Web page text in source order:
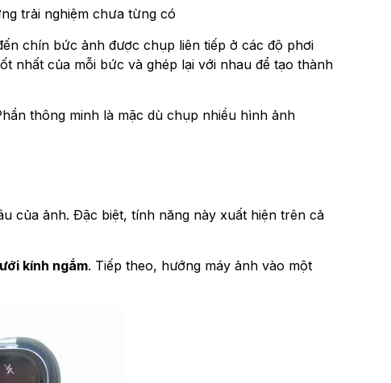
trải nghiệm chưa từng có
chín bức ảnh được chụp liên tiếp ở các độ phơi
nhất của mỗi bức và ghép lại với nhau để tạo thành
thông minh là mặc dù chụp nhiều hình ảnh
của ảnh. Đặc biệt, tính năng này xuất hiện trên cả
kính ngắm. Tiếp theo, hướng máy ảnh vào một